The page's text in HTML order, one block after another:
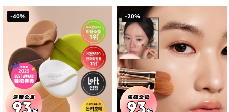
$118.00.$69.00.
-40% -20%